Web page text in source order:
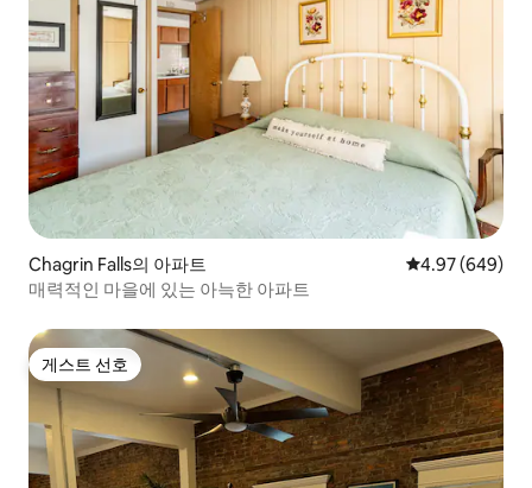
Chagrin Falls의 아파트 평점 4.97점(5
4.97 (649)
매력적인 마을에 있는 아늑한 아파트
게스트 선호
게스트 선호